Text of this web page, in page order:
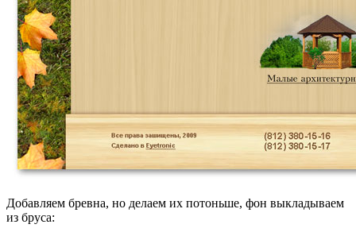
Добавляем бревна, но делаем их потоньше, фон выкладываем
из бруса: